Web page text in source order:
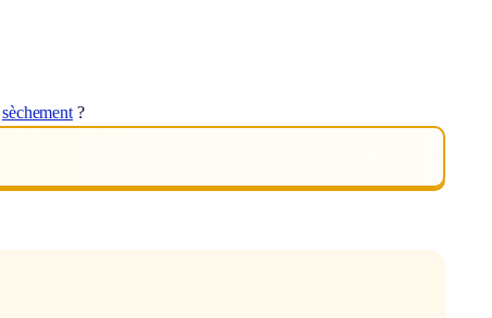
sèchement?